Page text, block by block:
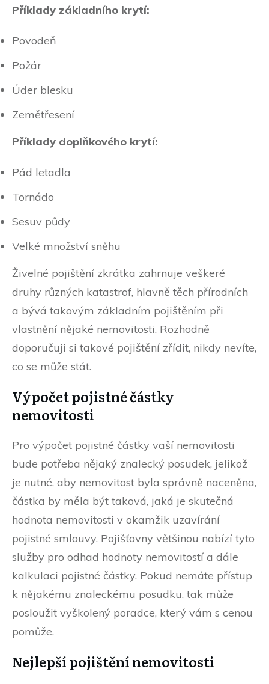
Příklady základního krytí:
Povodeň
Požár
Úder blesku
Zemětřesení
Příklady doplňkového krytí:
Pád letadla
Tornádo
Sesuv půdy
Velké množství sněhu
Živelné pojištění zkrátka zahrnuje veškeré
druhy různých katastrof, hlavně těch přírodních
a bývá takovým základním pojištěním při
vlastnění nějaké nemovitosti. Rozhodně
doporučuji si takové pojištění zřídit, nikdy nevíte,
co se může stát.
Výpočet pojistné částky
nemovitosti
Pro výpočet pojistné částky vaší nemovitosti
bude potřeba nějaký znalecký posudek, jelikož
je nutné, aby nemovitost byla správně naceněna,
částka by měla být taková, jaká je skutečná
hodnota nemovitosti v okamžik uzavírání
pojistné smlouvy. Pojišťovny většinou nabízí tyto
služby pro odhad hodnoty nemovitostí a dále
kalkulaci pojistné částky. Pokud nemáte přístup
k nějakému znaleckému posudku, tak může
posloužit vyškolený poradce, který vám s cenou
pomůže.
Nejlepší pojištění nemovitosti